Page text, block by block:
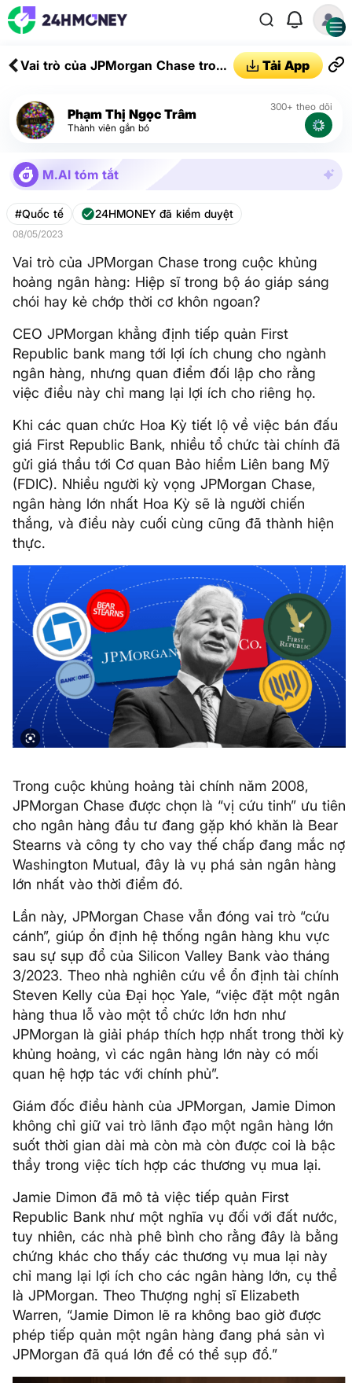
Vai trò của JPMorgan Chase trong
Hiệp sĩ trong bộ áo giáp sáng chói
hay kẻ chớp thời cơ khôn ngoan?
Tải App
Phạm Thị Ngọc Trâm
Thành viên gắn bó
300+ theo dõi
M.AI tóm tắt
#Quốc tế 24HMONEY đã kiểm duyệt
08/05/2023
Vai trò của JPMorgan Chase trong cuộc khủng
hoảng ngân hàng: Hiệp sĩ trong bộ áo giáp sáng
chói hay kẻ chớp thời cơ khôn ngoan?
CEO JPMorgan khẳng định tiếp quản First
Republic bank mang tới lợi ích chung cho ngành
ngân hàng, nhưng quan điểm đối lập cho rằng
việc điều này chỉ mang lại lợi ích cho riêng họ.
Khi các quan chức Hoa Kỳ tiết lộ về việc bán đấu
giá First Republic Bank, nhiều tổ chức tài chính đã
gửi giá thầu tới Cơ quan Bảo hiểm Liên bang Mỹ
(FDIC). Nhiều người kỳ vọng JPMorgan Chase,
ngân hàng lớn nhất Hoa Kỳ sẽ là người chiến
thắng, và điều này cuối cùng cũng đã thành hiện
thực.
Trong cuộc khủng hoảng tài chính năm 2008,
JPMorgan Chase được chọn là “vị cứu tinh” ưu tiên
cho ngân hàng đầu tư đang gặp khó khăn là Bear
Stearns và công ty cho vay thế chấp đang mắc nợ
Washington Mutual, đây là vụ phá sản ngân hàng
lớn nhất vào thời điểm đó.
Lần này, JPMorgan Chase vẫn đóng vai trò “cứu
cánh”, giúp ổn định hệ thống ngân hàng khu vực
sau sự sụp đổ của Silicon Valley Bank vào tháng
3/2023. Theo nhà nghiên cứu về ổn định tài chính
Steven Kelly của Đại học Yale, “việc đặt một ngân
hàng thua lỗ vào một tổ chức lớn hơn như
JPMorgan là giải pháp thích hợp nhất trong thời kỳ
khủng hoảng, vì các ngân hàng lớn này có mối
quan hệ hợp tác với chính phủ”.
Giám đốc điều hành của JPMorgan, Jamie Dimon
không chỉ giữ vai trò lãnh đạo một ngân hàng lớn
suốt thời gian dài mà còn mà còn được coi là bậc
thầy trong việc tích hợp các thương vụ mua lại.
Jamie Dimon đã mô tả việc tiếp quản First
Republic Bank như một nghĩa vụ đối với đất nước,
tuy nhiên, các nhà phê bình cho rằng đây là bằng
chứng khác cho thấy các thương vụ mua lại này
chỉ mang lại lợi ích cho các ngân hàng lớn, cụ thể
là JPMorgan. Theo Thượng nghị sĩ Elizabeth
Warren, “Jamie Dimon lẽ ra không bao giờ được
phép tiếp quản một ngân hàng đang phá sản vì
JPMorgan đã quá lớn để có thể sụp đổ.”